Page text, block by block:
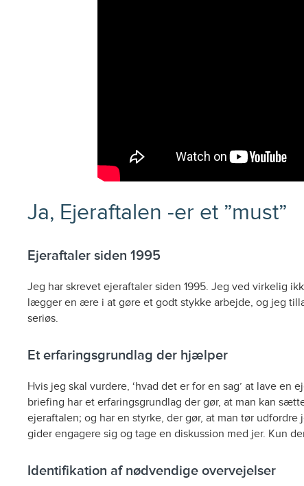
Ja, Ejeraftalen -er et ”must”
Ejeraftaler siden 1995
Jeg har skrevet ejeraftaler siden 1995. Jeg ved virkelig
lægger en ære i at gøre et godt stykke arbejde, og jeg
seriøs.
Et erfaringsgrundlag der hjælper
Hvis jeg skal vurdere, ‘hvad det er for en sag’ at lave en
briefing har et erfaringsgrundlag der gør, at man kan
ejeraftalen; og har en styrke, der gør, at man tør
gider engagere sig og tage en diskussion med jer. Kun
Identifikation af nødvendige overvejelser